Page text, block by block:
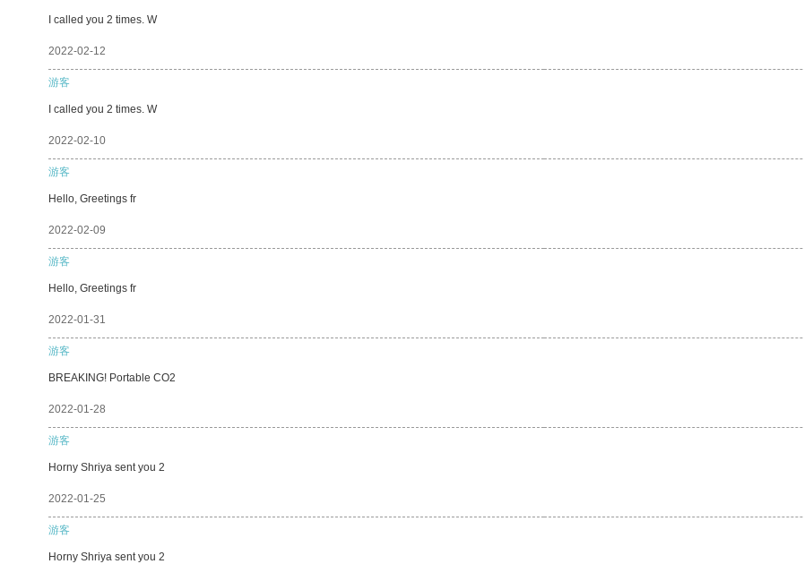
I called you 2 times. W
2022-02-12
游客
I called you 2 times. W
2022-02-10
游客
Hello, Greetings fr
2022-02-09
游客
Hello, Greetings fr
2022-01-31
游客
BREAKING! Portable CO2
2022-01-28
游客
Horny Shriya sent you 2
2022-01-25
游客
Horny Shriya sent you 2